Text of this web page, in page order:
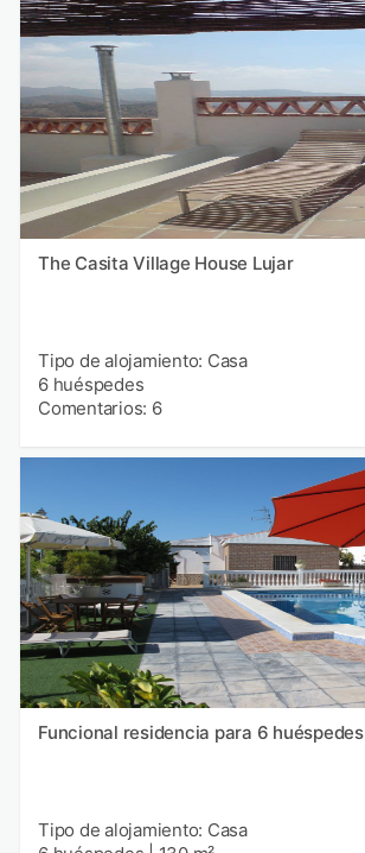
The Casita Village House Lujar
Tipo de alojamiento: Casa
6 huéspedes
Comentarios: 6
Funcional residencia para 6 huéspedes
Tipo de alojamiento: Casa